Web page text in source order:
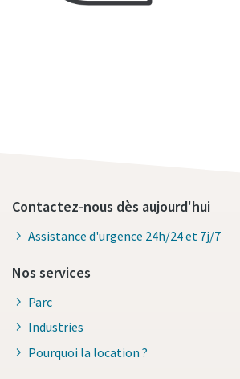
Contactez-nous dès aujourd'hui
Assistance d'urgence 24h/24 et 7j/7
Nos services
Parc
Industries
Pourquoi la location ?